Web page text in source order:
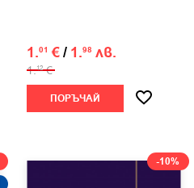
1.01 €/ 1.98 лв.
1.12 €
ПОРЪЧАЙ
-10%